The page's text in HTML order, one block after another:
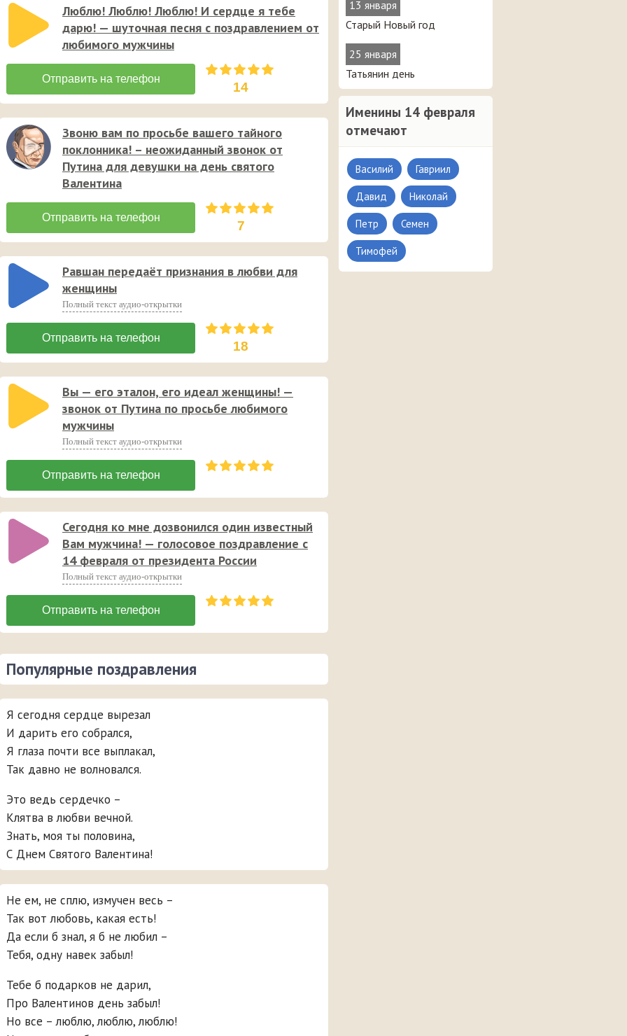
13 января
Старый Новый год
25 января
Татьянин день
Именины 14 февраля
отмечают
Василий Гавриил
Давид Николай
Петр Семен
Тимофей
Люблю! Люблю! Люблю! И сердце я тебе
дарю! — шуточная песня с поздравлением от
любимого мужчины
14
Звоню вам по просьбе вашего тайного
поклонника! – неожиданный звонок от
Путина для девушки на день святого
Валентина
7
Равшан передаёт признания в любви для
женщины
Полный текст аудио-открытки
18
Вы — его эталон, его идеал женщины! —
звонок от Путина по просьбе любимого
мужчины
Полный текст аудио-открытки
Сегодня ко мне дозвонился один известный
Вам мужчина! — голосовое поздравление с
14 февраля от президента России
Полный текст аудио-открытки
Популярные поздравления
Я сегодня сердце вырезал
И дарить его собрался,
Я глаза почти все выплакал,
Так давно не волновался.
Это ведь сердечко –
Клятва в любви вечной.
Знать, моя ты половина,
С Днем Святого Валентина!
Не ем, не сплю, измучен весь –
Так вот любовь, какая есть!
Да если б знал, я б не любил –
Тебя, одну навек забыл!
Тебе б подарков не дарил,
Про Валентинов день забыл!
Но все – люблю, люблю, люблю!